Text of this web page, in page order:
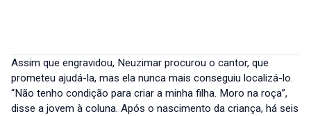
Assim que engravidou, Neuzimar procurou o cantor, que
prometeu ajudá-la, mas ela nunca mais conseguiu localizá-lo.
“Não tenho condição para criar a minha filha. Moro na roça”,
disse a jovem à coluna. Após o nascimento da criança, há seis